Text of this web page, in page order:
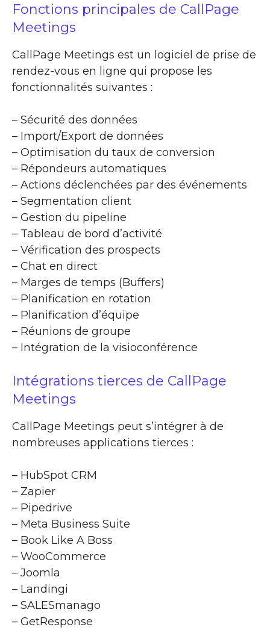
Fonctions principales de CallPage
Meetings
CallPage Meetings est un logiciel de prise de
rendez-vous en ligne qui propose les
fonctionnalités suivantes :
– Sécurité des données
– Import/Export de données
– Optimisation du taux de conversion
– Répondeurs automatiques
– Actions déclenchées par des événements
– Segmentation client
– Gestion du pipeline
– Tableau de bord d’activité
– Vérification des prospects
– Chat en direct
– Marges de temps (Buffers)
– Planification en rotation
– Planification d’équipe
– Réunions de groupe
– Intégration de la visioconférence
Intégrations tierces de CallPage
Meetings
CallPage Meetings peut s’intégrer à de
nombreuses applications tierces :
– HubSpot CRM
– Zapier
– Pipedrive
– Meta Business Suite
– Book Like A Boss
– WooCommerce
– Joomla
– Landingi
– SALESmanago
– GetResponse